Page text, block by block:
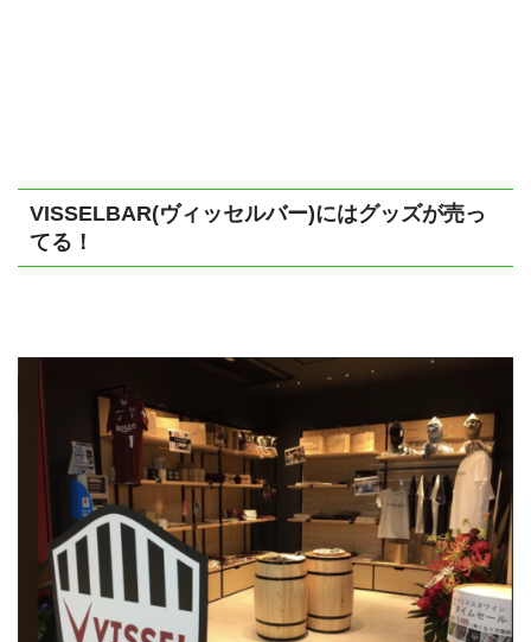
VISSELBAR(ヴィッセルバー)にはグッズが売っ
てる！